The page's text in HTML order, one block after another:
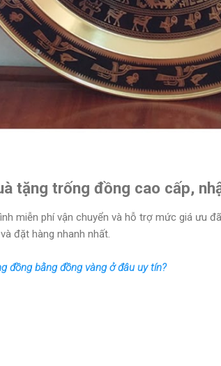
tặng trống đồng cao cấp,
miễn phí vận chuyển và hỗ trợ mức giá ưu
đặt hàng nhanh nhất.
đồng bằng đồng vàng ở đâu uy tín?